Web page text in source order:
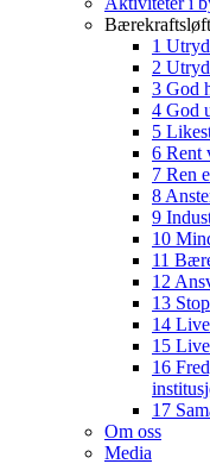
1
2
3 God
4 God
5
6 Rent
7 Ren
8
9
10
11
12
13
14
15
16
17
Om oss
Media